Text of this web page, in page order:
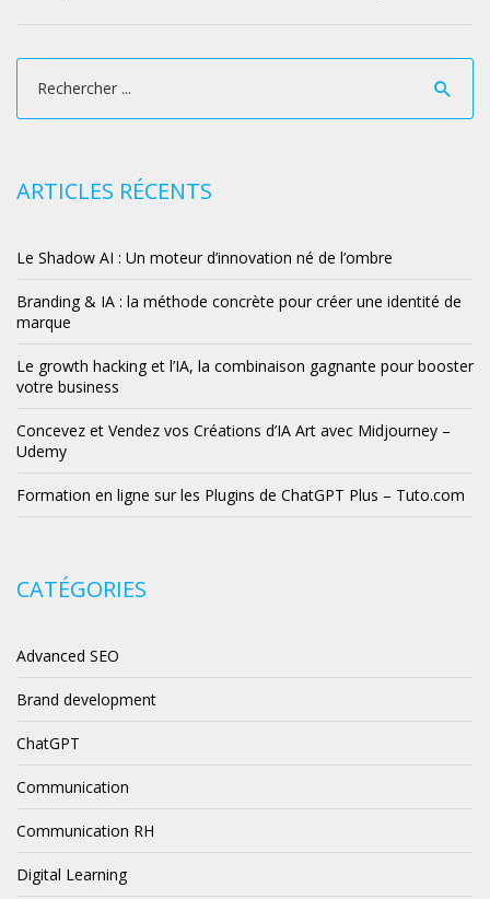
ARTICLES RÉCENTS
Le Shadow AI : Un moteur d’innovation né de l’ombre
Branding & IA : la méthode concrète pour créer une identité de
marque
Le growth hacking et l’IA, la combinaison gagnante pour booster
votre business
Concevez et Vendez vos Créations d’IA Art avec Midjourney –
Udemy
Formation en ligne sur les Plugins de ChatGPT Plus – Tuto.com
CATÉGORIES
Advanced SEO
Brand development
ChatGPT
Communication
Communication RH
Digital Learning